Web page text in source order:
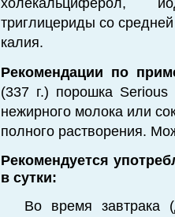
холекальциферол,
триглицериды со
калия.
Рекомендации по
(337 г.) порошка
нежирного молока или
полного растворения.
Рекомендуется
в сутки:
Во время завтрака